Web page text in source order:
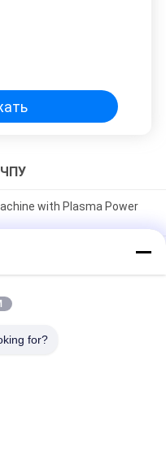
ЧПУ
with Plasma Power
0.5-50mm Cutting
Precision Rack And Pinion
Power Supply, Working
for?